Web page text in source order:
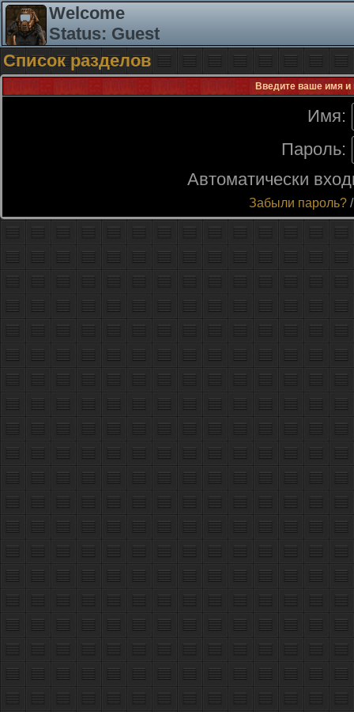
Welcome
Status: Guest
Список разделов
Введите ваше имя и
Имя:
Пароль:
Автоматически
Забыли пароль?